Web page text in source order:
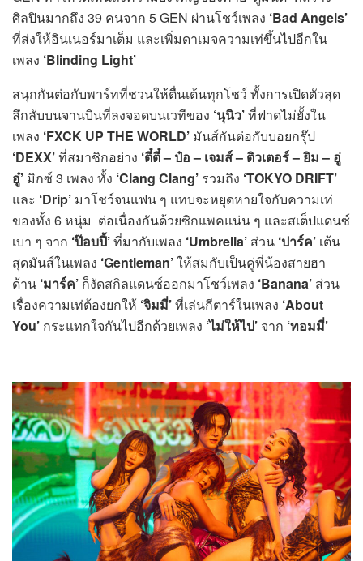
ศิลปินมากถึง 39 คนจาก 5 GEN ผ่านโชว์เพลง ‘Bad Angels’
ที่ส่งให้อินเนอร์มาเต็ม และเพิ่มดาเมจความเท่ขึ้นไปอีกใน
เพลง ‘Blinding Light’
สนุกกันต่อกับพาร์ทที่ชวนให้ตื่นเต้นทุกโชว์ ทั้งการเปิดตัวสุด
ลึกลับบนจานบินที่ลงจอดบนเวทีของ ‘นุนิว’ที่ฟาดไม่ยั้งใน
เพลง ‘FXCK UP THE WORLD’ มันส์กันต่อกับบอยกรุ๊ป
‘DEXX’ที่สมาชิกอย่าง ‘ตี๋ตี๋ – ป๋อ – เจมส์ – ติวเตอร์ – ยิม – อู่
อู๋’ มิกซ์ 3 เพลง ทั้ง ‘Clang Clang’ รวมถึง ‘TOKYO DRIFT’
และ ‘Drip’ มาโชว์จนแฟน ๆ แทบจะหยุดหายใจกับความเท่
ของทั้ง 6 หนุ่ม ต่อเนื่องกันด้วยซิกแพคแน่น ๆ และสเต็ปแดนซ์
เบา ๆ จาก ‘ป๊อบปี้’ที่มากับเพลง ‘Umbrella’ ส่วน ‘ปาร์ค’ เต้น
สุดมันส์ในเพลง ‘Gentleman’ให้สมกับเป็นคู่พี่น้องสายฮา
ด้าน ‘มาร์ค’ ก็งัดสกิลแดนซ์ออกมาโชว์เพลง ‘Banana’ ส่วน
เรื่องความเท่ต้องยกให้ ‘จิมมี่’ที่เล่นกีตาร์ในเพลง ‘About
You’ กระแทกใจกันไปอีกด้วยเพลง ‘ไม่ให้ไป’ จาก ‘ทอมมี่’